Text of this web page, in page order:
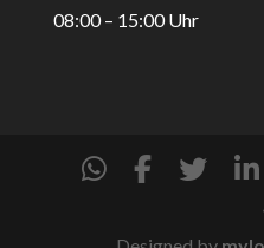
08:00 – 15:00 Uhr